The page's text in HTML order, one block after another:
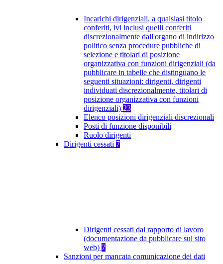
Incarichi dirigenziali, a qualsiasi titolo
conferiti, ivi inclusi quelli conferiti
discrezionalmente dall'organo di indirizzo
politico senza procedure pubbliche di
selezione e titolari di posizione
organizzativa con funzioni dirigenziali (da
pubblicare in tabelle che distinguano le
seguenti situazioni: dirigenti, dirigenti
individuati discrezionalmente, titolari di
posizione organizzativa con funzioni
dirigenziali) 23
Elenco posizioni dirigenziali discrezionali
Posti di funzione disponibili
Ruolo dirigenti
Dirigenti cessati 7
Dirigenti cessati dal rapporto di lavoro
(documentazione da pubblicare sul sito
web) 7
Sanzioni per mancata comunicazione dei dati